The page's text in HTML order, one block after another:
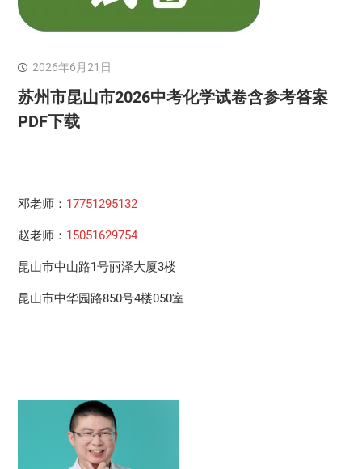
2026年6月21日
苏州市昆山市2026中考化学试卷含参考答案
PDF下载
邓老师： 17751295132
赵老师： 15051629754
昆山市中山路1号丽泽大厦3楼
昆山市中华园路850号4楼050室